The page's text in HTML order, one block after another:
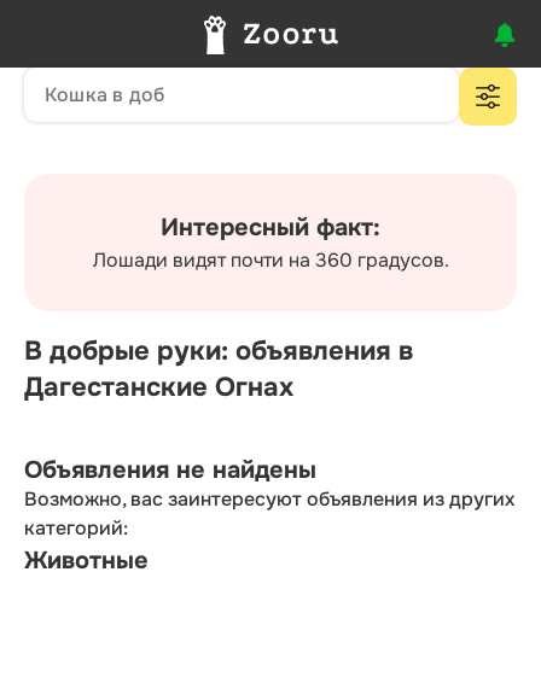
Интересный факт:
Лошади видят почти на 360 градусов.
В добрые руки: объявления в
Дагестанские Огнах
Объявления не найдены
Возможно, вас заинтересуют объявления из других
категорий:
Животные